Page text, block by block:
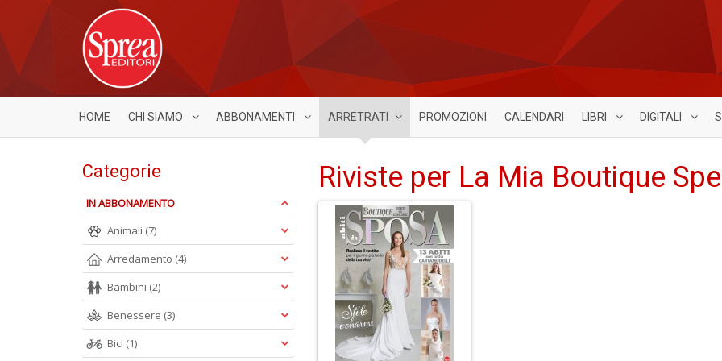
HOME CHI SIAMO ABBONAMENTI ARRETRATI PROMOZIONI CALENDARI LIBRI DIGITALI
Riviste per La Mia Boutique
Categorie
IN ABBONAMENTO
Animali (7)
Arredamento (4)
Bambini (2)
Benessere (3)
Bici (1)